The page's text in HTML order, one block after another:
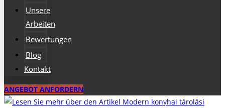
Unsere
Arbeiten
Bewertungen
Blog
Kontakt
ANGEBOT ANFORDERN